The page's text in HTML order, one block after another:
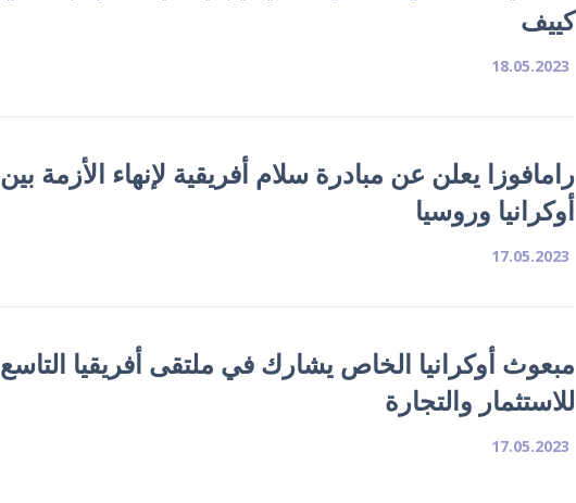
كييف
18.05.2023
رامافوزا يعلن عن مبادرة سلام أفريقية لإنهاء الأزمة بين
أوكرانيا وروسيا
17.05.2023
مبعوث أوكرانيا الخاص يشارك في ملتقى أفريقيا التاسع
للاستثمار والتجارة
17.05.2023